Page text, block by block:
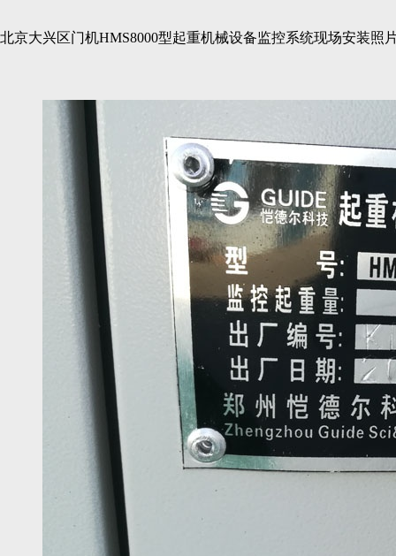
北京大兴区门机HMS8000型起重机械设备监控系统现场安装照